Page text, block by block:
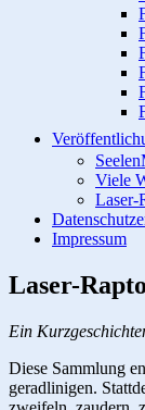
Viele
Laser-
Impressum
Laser-
Ein
Diese Sammlung
geradlinigen.